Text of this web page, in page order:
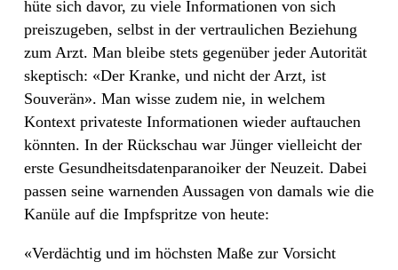
hüte sich davor, zu viele Informationen von sich
preiszugeben, selbst in der vertraulichen Beziehung
zum Arzt. Man bleibe stets gegenüber jeder Autorität
skeptisch: «Der Kranke, und nicht der Arzt, ist
Souverän». Man wisse zudem nie, in welchem
Kontext privateste Informationen wieder auftauchen
könnten. In der Rückschau war Jünger vielleicht der
erste Gesundheitsdatenparanoiker der Neuzeit. Dabei
passen seine warnenden Aussagen von damals wie die
Kanüle auf die Impfspritze von heute:
«Verdächtig und im höchsten Maße zur Vorsicht